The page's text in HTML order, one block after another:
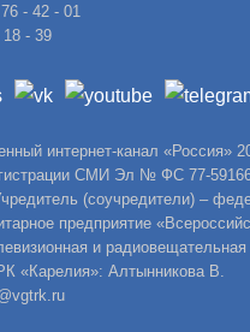
- 42 - 01
- 39
интернет-канал «Россия»
СМИ Эл № ФС 77-
(соучредители) –
предприятие
и
«Карелия»: Алтынникова В.